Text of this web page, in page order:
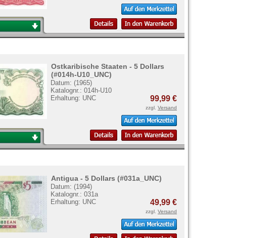
Ostkaribische Staaten - 5 Dollars
(#014h-U10_UNC)
Datum: (1965)
Katalognr.: 014h-U10
Erhaltung: UNC
99,99 €
zzgl. Versand
Antigua - 5 Dollars (#031a_UNC)
Datum: (1994)
Katalognr.: 031a
Erhaltung: UNC
49,99 €
zzgl. Versand